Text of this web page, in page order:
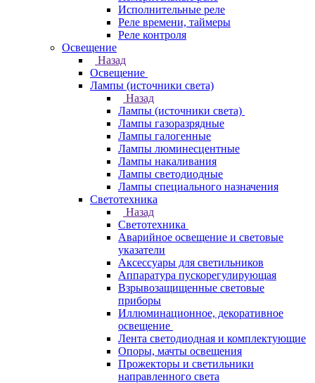
Исполнительные реле
Реле времени, таймеры
Реле контроля
Освещение
Назад
Освещение
Лампы (источники света)
Назад
Лампы (источники света)
Лампы газоразрядные
Лампы галогенные
Лампы люминесцентные
Лампы накаливания
Лампы светодиодные
Лампы специального назначения
Светотехника
Назад
Светотехника
Аварийное освещение и световые
указатели
Аксессуары для светильников
Аппаратура пускорегулирующая
Взрывозащищенные световые
приборы
Иллюминационное, декоративное
освещение
Лента светодиодная и комплектующие
Опоры, мачты освещения
Прожекторы и светильники
направленного света